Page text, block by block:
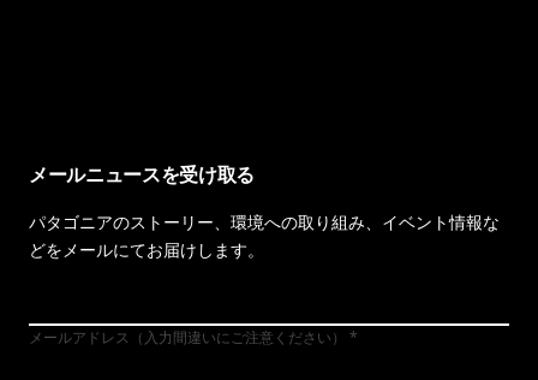
メールニュースを受け取る
パタゴニアのストーリー、環境への取り組み、イベント情報な
どをメールにてお届けします。
メールアドレス（入力間違いにご注意ください）